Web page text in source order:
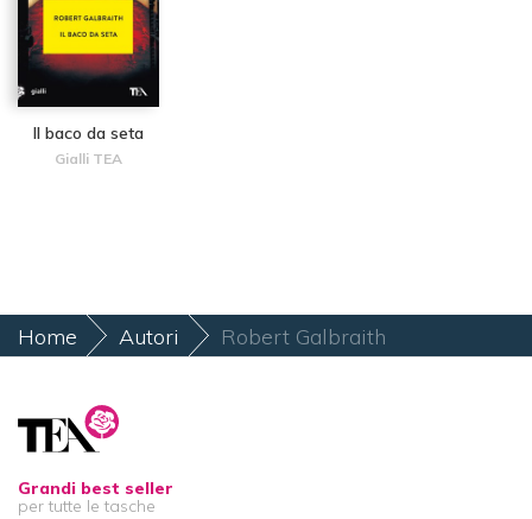
Il baco da seta
Gialli TEA
Home Autori Robert Galbraith
Grandi best seller
per tutte le tasche